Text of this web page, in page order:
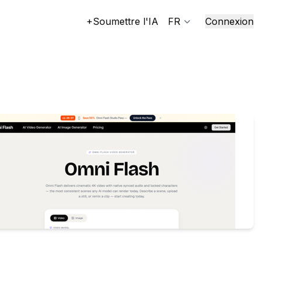
+Soumettre l'IA FR Connexion